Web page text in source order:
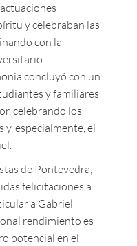
y celebraban las
con la
concluyó con un
y familiares
celebrando los
especialmente, el
de Pontevedra,
felicitaciones a
a Gabriel
rendimiento es
potencial en el